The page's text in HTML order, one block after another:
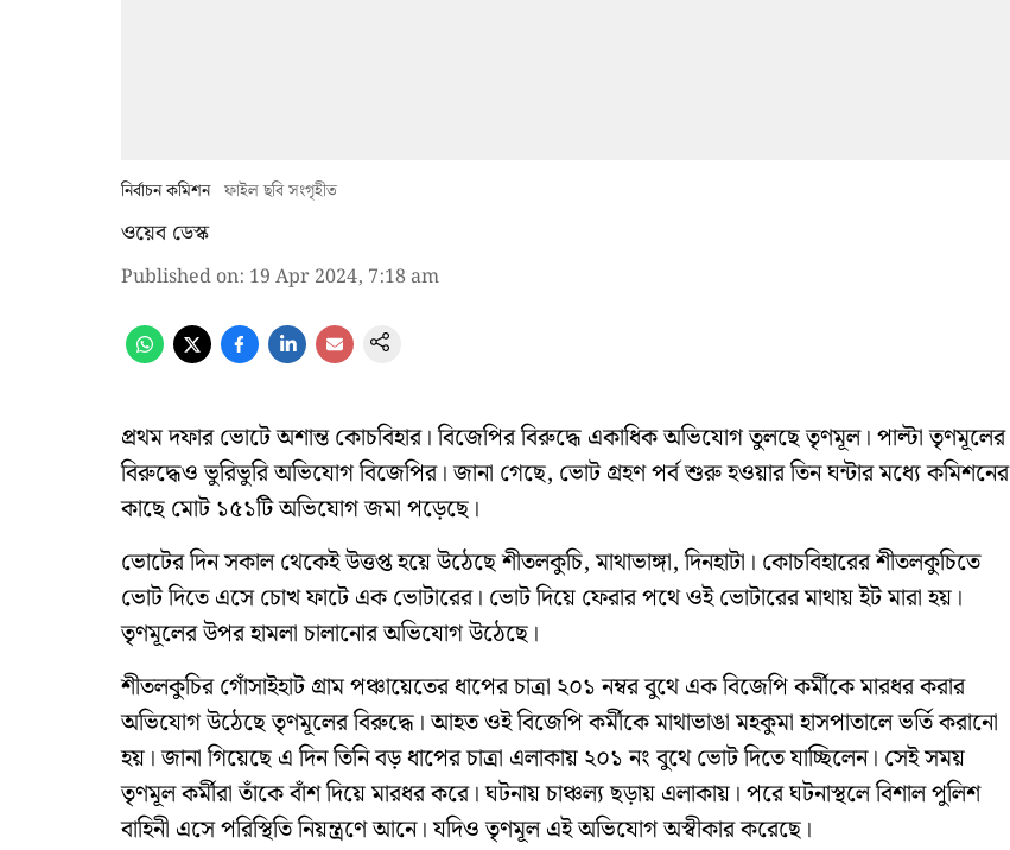
নির্বাচন কমিশন ফাইল ছবি সংগৃহীত
ওয়েব ডেস্ক
Published on: 19 Apr 2024, 7:18 am
প্রথম দফার ভোটে অশান্ত কোচবিহার। বিজেপির বিরুদ্ধে একাধিক অভিযোগ তুলছে তৃণমূল। পাল্টা তৃণমূলের
বিরুদ্ধেও ভুরিভুরি অভিযোগ বিজেপির। জানা গেছে, ভোট গ্রহণ পর্ব শুরু হওয়ার তিন ঘন্টার মধ্যে কমিশনের
কাছে মোট ১৫১টি অভিযোগ জমা পড়েছে।
ভোটের দিন সকাল থেকেই উত্তপ্ত হয়ে উঠেছে শীতলকুচি, মাথাভাঙ্গা, দিনহাটা। কোচবিহারের শীতলকুচিতে
ভোট দিতে এসে চোখ ফাটে এক ভোটারের। ভোট দিয়ে ফেরার পথে ওই ভোটারের মাথায় ইট মারা হয়।
তৃণমূলের উপর হামলা চালানোর অভিযোগ উঠেছে।
শীতলকুচির গোঁসাইহাট গ্রাম পঞ্চায়েতের ধাপের চাত্রা ২০১ নম্বর বুথে এক বিজেপি কর্মীকে মারধর করার
অভিযোগ উঠেছে তৃণমূলের বিরুদ্ধে। আহত ওই বিজেপি কর্মীকে মাথাভাঙা মহকুমা হাসপাতালে ভর্তি করানো
হয়। জানা গিয়েছে এ দিন তিনি বড় ধাপের চাত্রা এলাকায় ২০১ নং বুথে ভোট দিতে যাচ্ছিলেন। সেই সময়
তৃণমূল কর্মীরা তাঁকে বাঁশ দিয়ে মারধর করে। ঘটনায় চাঞ্চল্য ছড়ায় এলাকায়। পরে ঘটনাস্থলে বিশাল পুলিশ
বাহিনী এসে পরিস্থিতি নিয়ন্ত্রণে আনে। যদিও তৃণমূল এই অভিযোগ অস্বীকার করেছে।